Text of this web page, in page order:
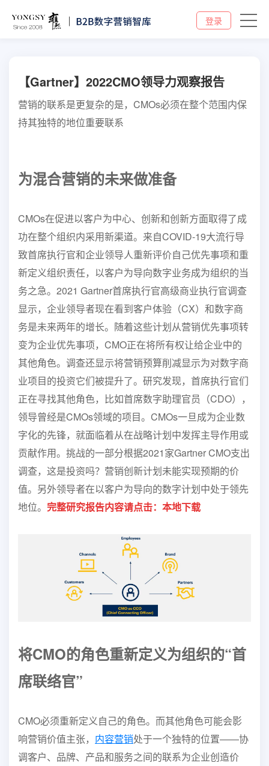
登录
【Gartner】2022CMO领导力观察报告
营销的联系是更复杂的是，CMOs必须在整个范围内保
持其独特的地位重要联系
为混合营销的未来做准备
CMOs在促进以客户为中心、创新和创新方面取得了成
功在整个组织内采用新渠道。来自COVID-19大流行导
致首席执行官和企业领导人重新评价自己优先事项和重
新定义组织责任，以客户为导向数字业务成为组织的当
务之急。2021 Gartner首席执行官高级商业执行官调查
显示，企业领导者现在看到客户体验（CX）和数字商
务是未来两年的增长。 随着这些计划从营销优先事项转
变为企业优先事项， CMO正在将所有权让给企业中的
其他角色。调查还显示将营销预算削减显示为对数字商
业项目的投资它们被提升了。研究发现，首席执行官们
正在寻找其他角色，比如首席数字助理官员（CDO），
领导曾经是CMOs领域的项目。 CMOs一旦成为企业数
字化的先锋，就面临着从在战略计划中发挥主导作用或
贡献作用。挑战的一部分根据2021家Gartner CMO支出
调查，这是投资吗？ 营销创新计划未能实现预期的价
值。另外领导者在以客户为导向的数字计划中处于领先
地位。 完整研究报告内容请点击：本地下载
将CMO的角色重新定义为组织的“首
席联络官”
CMO必须重新定义自己的角色。而其他角色可能会影
响营销价值主张， 内容营销处于一个独特的位置——协
调客户、品牌、产品和服务之间的联系为企业创造价